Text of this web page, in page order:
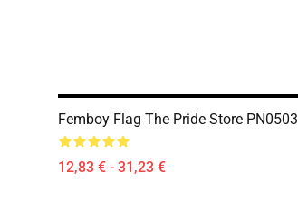
Femboy Flag The Pride Store PN0503
12,83 € - 31,23 €